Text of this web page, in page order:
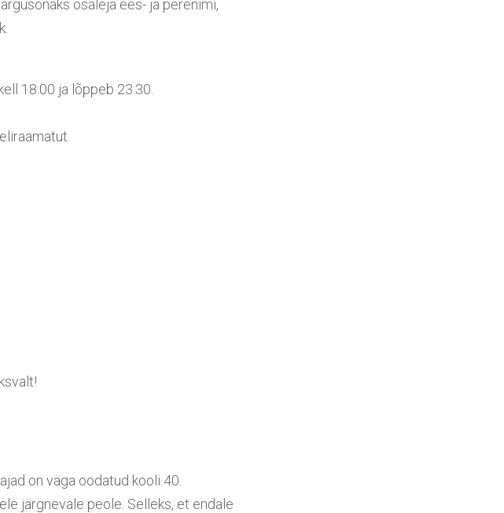
osaleja ees- ja perenimi,
18:00 ja lõppeb 23:30.
on väga oodatud kooli 40.
järgnevale peole. Selleks, et endale